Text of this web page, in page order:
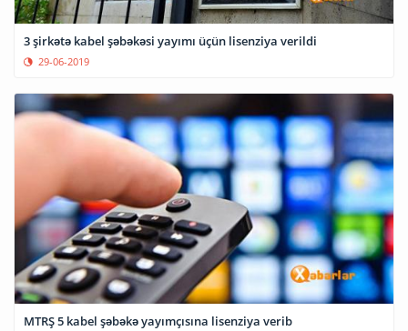
3 şirkətə kabel şəbəkəsi yayımı üçün lisenziya verildi
29-06-2019
MTRŞ 5 kabel şəbəkə yayımçısına lisenziya verib